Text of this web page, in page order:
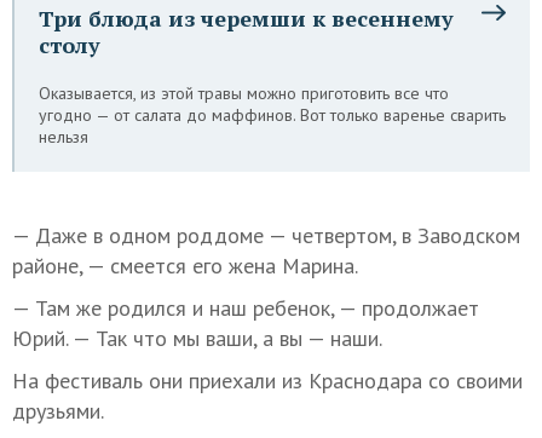
Три блюда из черемши к весеннему
столу
Оказывается, из этой травы можно приготовить все что
угодно — от салата до маффинов. Вот только варенье сварить
нельзя
— Даже в одном роддоме — четвертом, в Заводском
районе, — смеется его жена Марина.
— Там же родился и наш ребенок, — продолжает
Юрий. — Так что мы ваши, а вы — наши.
На фестиваль они приехали из Краснодара со своими
друзьями.